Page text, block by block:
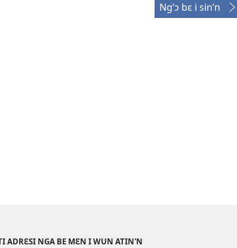
Ng’ɔ bɛ i sin’n
ADRƐSI NGA BE MƐN I WUN ATIN'N